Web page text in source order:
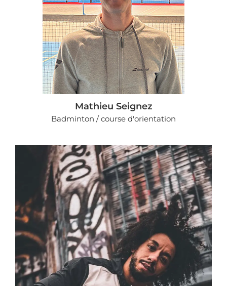
Mathieu Seignez
Badminton / course d'orientation